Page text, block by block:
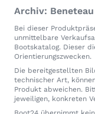
Archiv:
Bei dieser
unmittelbare
Bootskatalog. Dieser
Orientierungszwecken.
Die bereitgestellten
technischer Art,
Produkt abweichen.
jeweiligen, konkreten